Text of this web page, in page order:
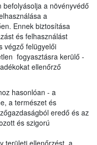
a növényvédő
a
Ennek biztosítása
és felhasználást
végző felügyelői
fogyasztásra kerülő -
ellenőrző
hasonlóan - a
a természet és
eredő és az
és szigorú